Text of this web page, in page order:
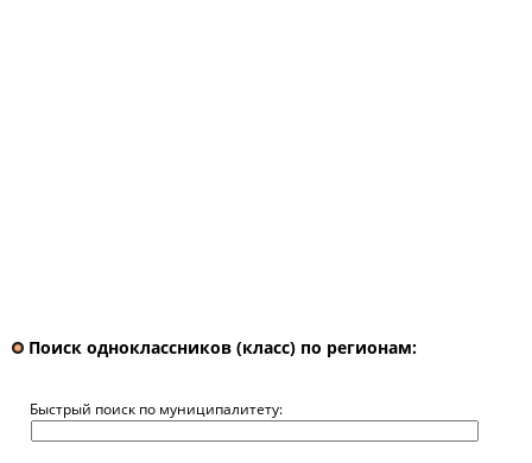
Поиск одноклассников (класс) по регионам:
Быстрый поиск по муниципалитету: